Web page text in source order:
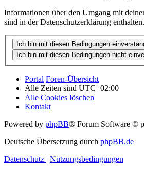
Informationen über den Umgang mit
sind in der Datenschutzerklärung enthalten.
Portal Foren-Übersicht
Alle Zeiten sind UTC+02:00
Alle Cookies löschen
Kontakt
Powered by phpBB® Forum Software ©
Deutsche Übersetzung durch phpBB.de
Datenschutz | Nutzungsbedingungen